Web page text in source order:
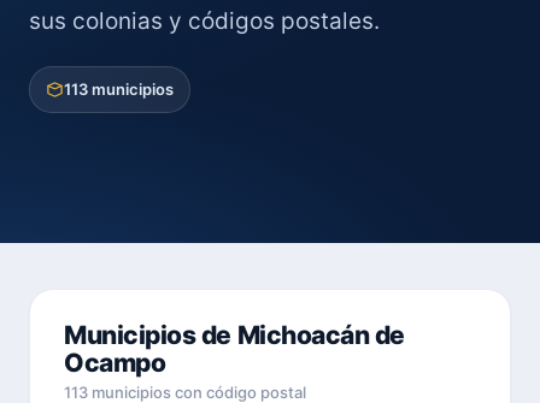
sus colonias y códigos postales.
113 municipios
Municipios de Michoacán de
Ocampo
113 municipios con código postal